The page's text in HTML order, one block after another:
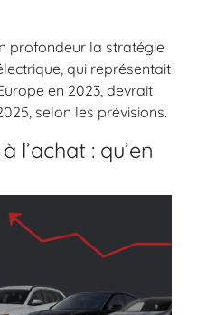
profondeur la stratégie
qui représentait
en 2023, devrait
selon les prévisions.
l’achat : qu’en